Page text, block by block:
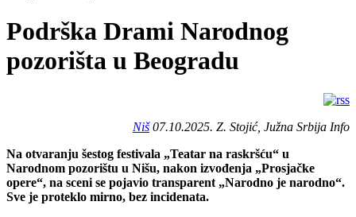
Podrška Drami Narodnog
pozorišta u Beogradu
Niš07.10.2025. Z. Stojić, Južna Srbija Info
Na otvaranju šestog festivala „Teatar na raskršću“ u
Narodnom pozorištu u Nišu, nakon izvođenja „Prosjačke
opere“, na sceni se pojavio transparent „Narodno je narodno“.
Sve je proteklo mirno, bez incidenata.